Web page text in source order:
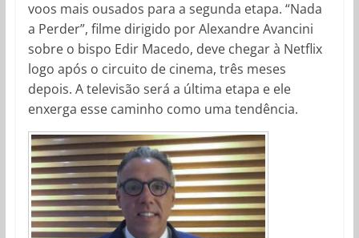
voos mais ousados para a segunda etapa. “Nada
a Perder”, filme dirigido por Alexandre Avancini
sobre o bispo Edir Macedo, deve chegar à Netflix
logo após o circuito de cinema, três meses
depois. A televisão será a última etapa e ele
enxerga esse caminho como uma tendência.